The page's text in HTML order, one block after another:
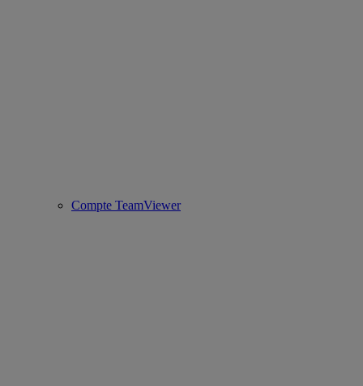
Compte TeamViewer